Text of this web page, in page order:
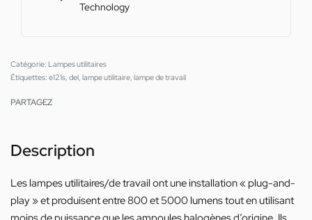
Technology
Catégorie: Lampes utilitaires
Étiquettes: e121s, del, lampe utilitaire, lampe de travail
PARTAGEZ
Description
Les lampes utilitaires/de travail ont une installation « plug-and-
play » et produisent entre 800 et 5000 lumens tout en utilisant